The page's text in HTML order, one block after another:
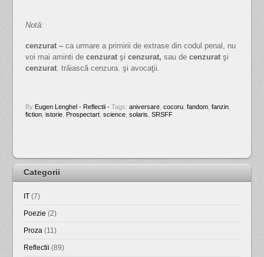
Notă:
cenzurat – ca urmare a primirii de extrase din codul penal, nu
voi mai aminti decenzurat şi cenzurat, sau de cenzuratşi
cenzurat. trăiască cenzura. şi avocaţii.
By Eugen Lenghel• Reflectii • Tags: aniversare, cocoru, fandom, fanzin,
fiction, istorie, Prospectart, science, solaris SRSFF
Categorii
IT (7)
Poezie (2)
Proza (11)
Reflectii (89)